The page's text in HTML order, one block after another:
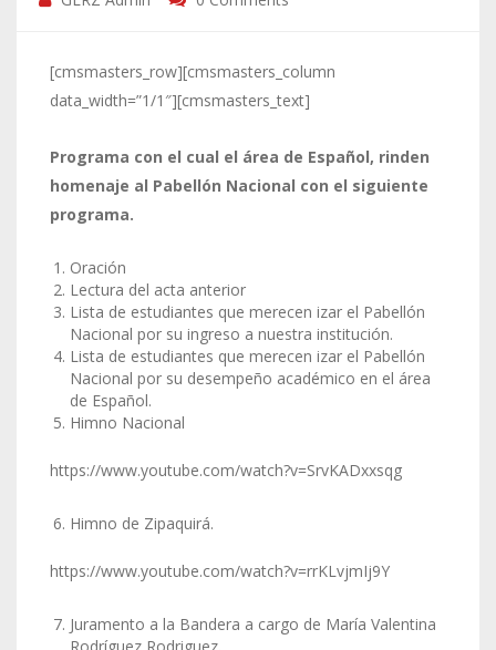
[cmsmasters_row][cmsmasters_column
data_width=”1/1″][cmsmasters_text]
Programa con el cual el área de Español, rinden
homenaje al Pabellón Nacional con el siguiente
programa.
Oración
Lectura del acta anterior
Lista de estudiantes que merecen izar el Pabellón
Nacional por su ingreso a nuestra institución.
Lista de estudiantes que merecen izar el Pabellón
Nacional por su desempeño académico en el área
de Español.
Himno Nacional
https://www.youtube.com/watch?v=SrvKADxxsqg
Himno de Zipaquirá.
https://www.youtube.com/watch?v=rrKLvjmIj9Y
Juramento a la Bandera a cargo de María Valentina